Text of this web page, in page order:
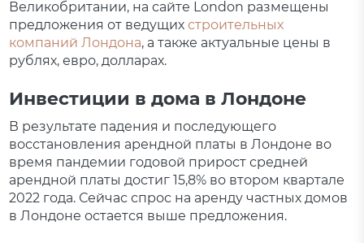
Великобритании, на сайте London размещены
предложения от ведущихстроительных
компаний Лондона, а также актуальные цены в
рублях, евро, долларах.
Инвестиции в дома в Лондоне
В результате падения и последующего
восстановления арендной платы в Лондоне во
время пандемии годовой прирост средней
арендной платы достиг 15,8% во втором квартале
2022 года. Сейчас спрос на аренду частных домов
в Лондоне остается выше предложения.